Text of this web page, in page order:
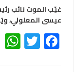
غيّب الموت نائب
عيسى المعلولي،